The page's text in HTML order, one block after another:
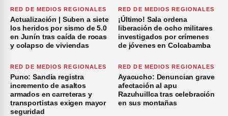
RED DE MEDIOS REGIONALES
Actualización | Suben a siete
los heridos por sismo de 5.0
en Junín tras caída de rocas
y colapso de viviendas
RED DE MEDIOS REGIONALES
¡Último! Sala ordena
liberación de ocho militares
investigados por crímenes
de jóvenes en Colcabamba
RED DE MEDIOS REGIONALES
Puno: Sandia registra
incremento de asaltos
armados en carreteras y
transportistas exigen mayor
seguridad
RED DE MEDIOS REGIONALES
Ayacucho: Denuncian grave
afectación al apu
Razuhuillca tras celebración
en sus montañas